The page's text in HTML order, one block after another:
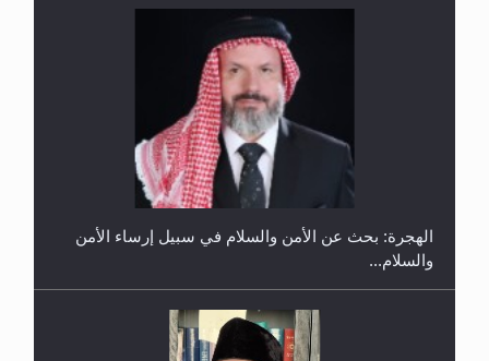
إتمام حفظ القرآن الكريم لثلاثة طلاب من مدرسة الحفظ
الهجرة: بحث عن الأمن والسلام في سبيل إرساء الأمن
والسلام...